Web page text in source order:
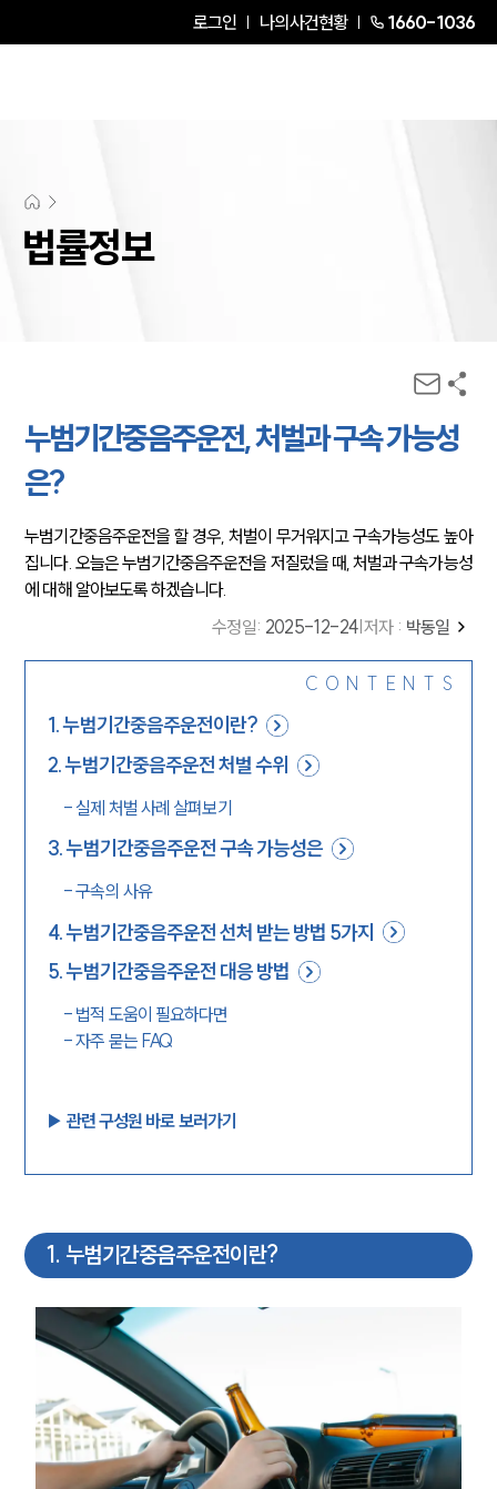
로그인 나의사건현황 1660-1036
법률정보
누범기간중음주운전, 처벌과 구속 가능성
은?
누범기간중음주운전을 할 경우, 처벌이 무거워지고 구속가능성도 높아
집니다. 오늘은 누범기간중음주운전을 저질렀을 때, 처벌과 구속가능성
에 대해 알아보도록 하겠습니다.
수정일: 2025-12-24 저자 : 박동일
CONTENTS
1.누범기간중음주운전이란?
2.누범기간중음주운전 처벌 수위
-실제 처벌 사례 살펴보기
3.누범기간중음주운전 구속 가능성은
-구속의 사유
4.누범기간중음주운전 선처 받는 방법 5가지
5.누범기간중음주운전 대응 방법
- 법적 도움이 필요하다면
-자주 묻는 FAQ
▶︎ 관련 구성원 바로 보러가기
1 . 누범기간중음주운전이란?